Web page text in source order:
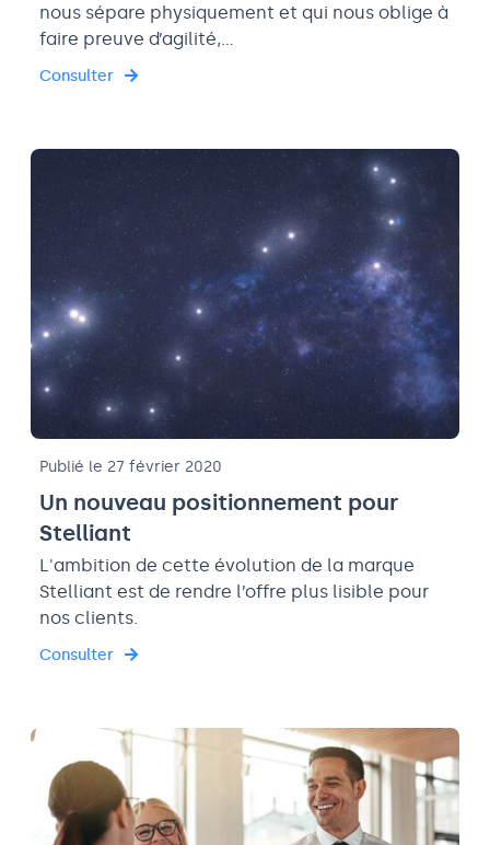
nous sépare physiquement et qui nous oblige à
faire preuve d’agilité,…
Consulter
Publié le 27 février 2020
Un nouveau positionnement pour
Stelliant
L'ambition de cette évolution de la marque
Stelliant est de rendre l’offre plus lisible pour
nos clients.
Consulter